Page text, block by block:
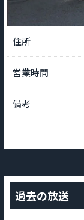
住所
営業時間
備考
過去の放送